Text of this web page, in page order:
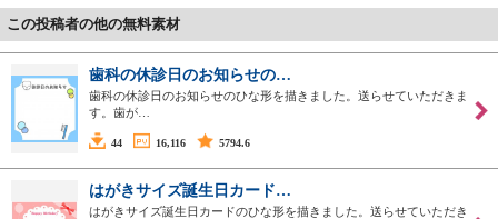
この投稿者の他の無料素材
歯科の休診日のお知らせの…
歯科の休診日のお知らせのひな形を描きました。送らせていただきま
す。歯が…
44 16,116 5794.6
はがきサイズ誕生日カード…
はがきサイズ誕生日カードのひな形を描きました。送らせていただき